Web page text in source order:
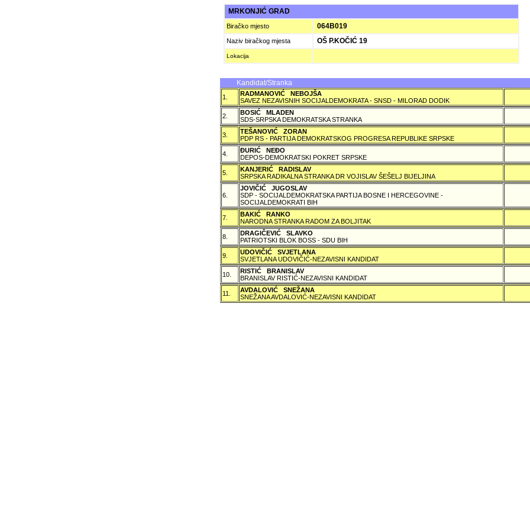
MRKONJIĆ GRAD
Biračko mjesto 064B019
Naziv biračkog mjesta OŠ P.KOČIĆ 19
Lokacija
Kandidat/Stranka
1.
RADMANOVIĆ NEBOJŠA
SAVEZ NEZAVISNIH SOCIJALDEMOKRATA - SNSD - MILORAD DODIK
2.
BOSIĆ MLADEN
SDS-SRPSKA DEMOKRATSKA STRANKA
3.
TEŠANOVIĆ ZORAN
PDP RS - PARTIJA DEMOKRATSKOG PROGRESA REPUBLIKE SRPSKE
4.
ÐURIĆ NEÐO
DEPOS-DEMOKRATSKI POKRET SRPSKE
5.
KANJERIĆ RADISLAV
SRPSKA RADIKALNA STRANKA DR VOJISLAV ŠEŠELJ BIJELJINA
6.
JOVIČIĆ JUGOSLAV
SDP - SOCIJALDEMOKRATSKA PARTIJA BOSNE I HERCEGOVINE -
SOCIJALDEMOKRATI BIH
7.
BAKIĆ RANKO
NARODNA STRANKA RADOM ZA BOLJITAK
8.
DRAGIČEVIĆ SLAVKO
PATRIOTSKI BLOK BOSS - SDU BIH
9.
UDOVIČIĆ SVJETLANA
SVJETLANA UDOVIČIĆ-NEZAVISNI KANDIDAT
10.
RISTIĆ BRANISLAV
BRANISLAV RISTIĆ-NEZAVISNI KANDIDAT
11.
AVDALOVIĆ SNEŽANA
SNEŽANA AVDALOVIĆ-NEZAVISNI KANDIDAT